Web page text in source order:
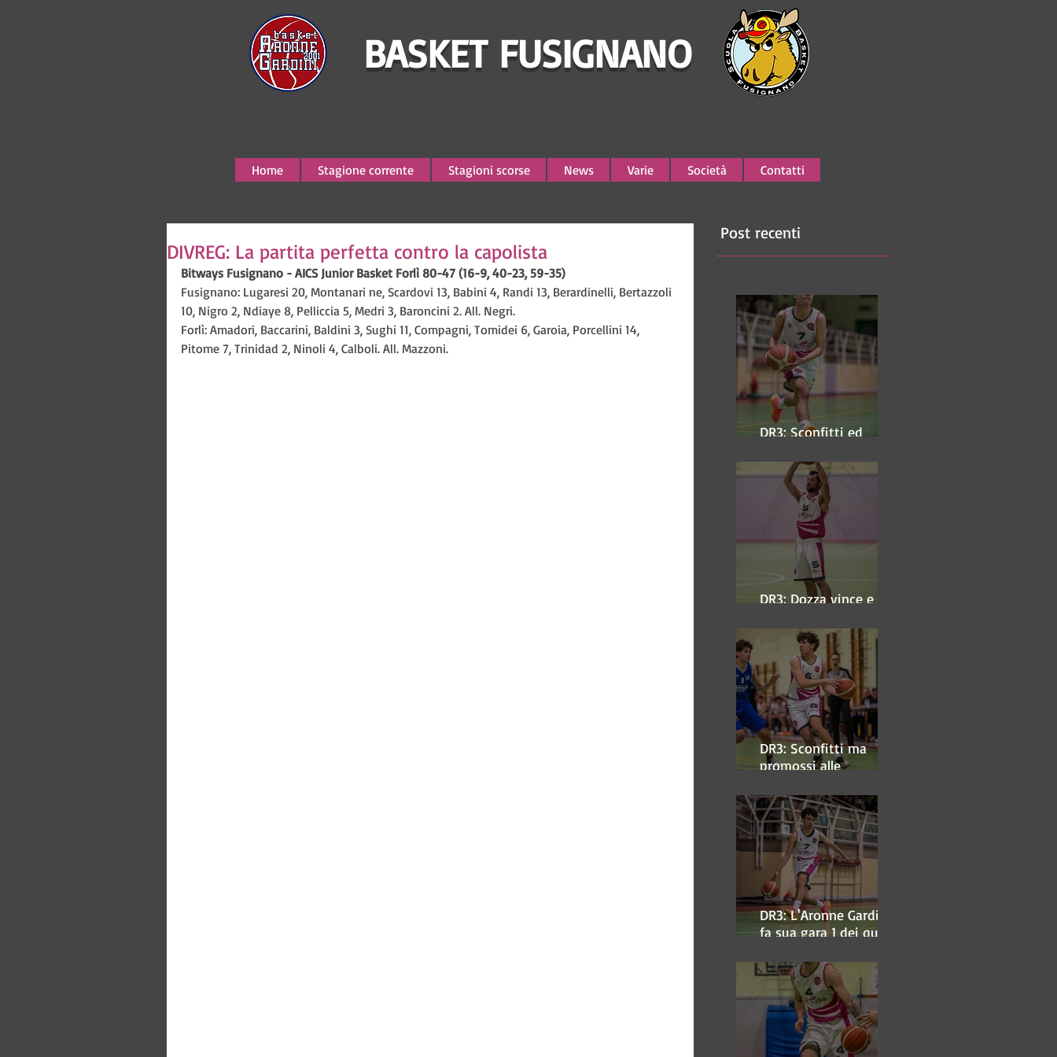
BASKET FUSIGNANO
Home Stagione corrente Stagioni scorse News Varie Società Contatti
DIVREG: La partita perfetta contro la capolista
Bitways Fusignano - AICS Junior Basket Forlì 80-47 (16-9, 40-23, 59-35)
Fusignano: Lugaresi 20, Montanari ne, Scardovi 13, Babini 4, Randi 13, Berardinelli, Bertazzoli
10, Nigro 2, Ndiaye 8, Pelliccia 5, Medri 3, Baroncini 2. All. Negri.
Forlì: Amadori, Baccarini, Baldini 3, Sughi 11, Compagni, Tomidei 6, Garoia, Porcellini 14,
Pitome 7, Trinidad 2, Ninoli 4, Calboli. All. Mazzoni.
Post recenti
DR3: Sconfitti ed
DR3: Dozza vince e
DR3: Sconfitti ma
promossi alle
DR3: L'Aronne Gardini
fa sua gara 1 dei quarti